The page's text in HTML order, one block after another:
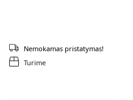
Turime
Nemokamas pristatymas!